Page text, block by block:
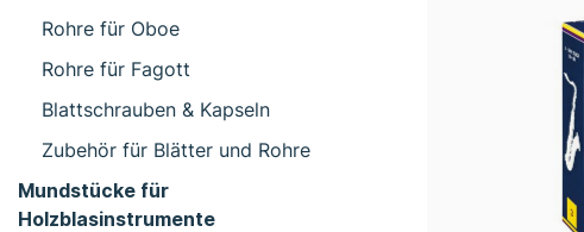
Rohre für Oboe
Rohre für Fagott
Blattschrauben & Kapseln
Zubehör für Blätter und Rohre
Mundstücke für
Holzblasinstrumente